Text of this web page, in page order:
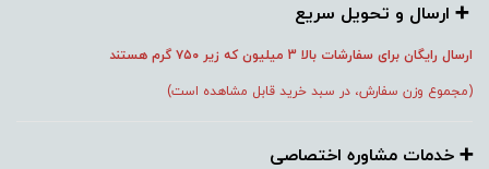
➕️ ارسال و تحویل سریع
ارسال رایگان برای سفارشات بالا 3 میلیون که زیر ۷۵۰ گرم هستند
(مجموع وزن سفارش، در سبد خرید قابل مشاهده است)
➕️ خدمات مشاوره اختصاصی